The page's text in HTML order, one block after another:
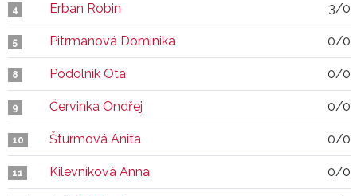
4 Erban Robin 3/0
5 Pitrmanová Dominika 0/0
8 Podolník Ota 0/0
9 Červinka Ondřej 0/0
10 Šturmová Anita 0/0
11 Kilevníková Anna 0/0